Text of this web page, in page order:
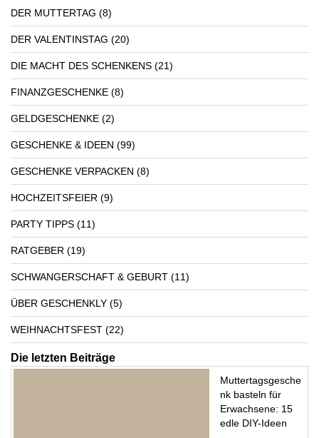
DER MUTTERTAG (8)
DER VALENTINSTAG (20)
DIE MACHT DES SCHENKENS (21)
FINANZGESCHENKE (8)
GELDGESCHENKE (2)
GESCHENKE & IDEEN (99)
GESCHENKE VERPACKEN (8)
HOCHZEITSFEIER (9)
PARTY TIPPS (11)
RATGEBER (19)
SCHWANGERSCHAFT & GEBURT (11)
ÜBER GESCHENKLY (5)
WEIHNACHTSFEST (22)
Die letzten Beiträge
Muttertagsgesche
nk basteln für
Erwachsene: 15
edle DIY-Ideen